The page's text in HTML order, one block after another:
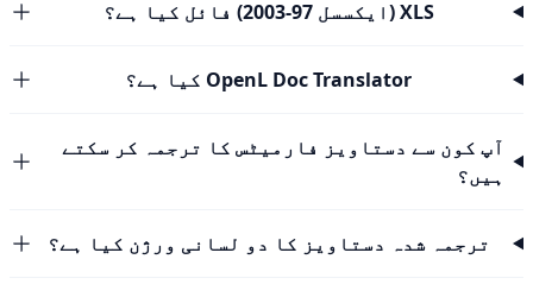
XLS (ایکسسل 97-2003) فائل کیا ہے؟
OpenL Doc Translator کیا ہے؟
آپ کون سے دستاویز فارمیٹس کا ترجمہ کر سکتے
ہیں؟
ترجمہ شدہ دستاویز کا دو لسانی ورژن کیا ہے؟